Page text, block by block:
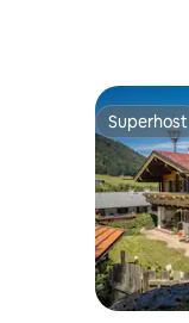
Superhost
Superhost